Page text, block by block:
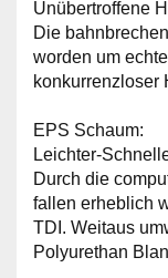
Unübertroffene
Die
worden um
konkurrenzloser
EPS Schaum:
Leichter-
Durch die
fallen erheblich
TDI. Weitaus
Polyurethan